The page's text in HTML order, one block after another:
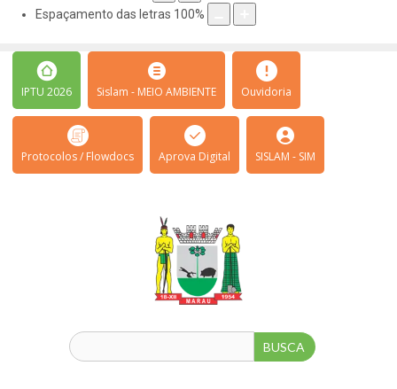
Espaçamento das letras 100%
IPTU 2026 Sislam - MEIO AMBIENTE Ouvidoria
Protocolos / Flowdocs Aprova Digital SISLAM - SIM